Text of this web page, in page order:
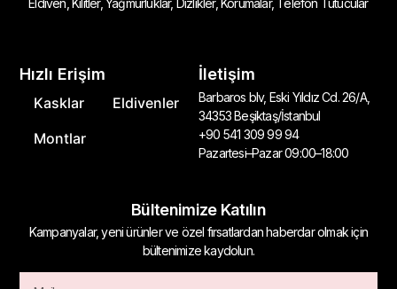
Hızlı Erişim
Kasklar
Eldivenler
Montlar
İletişim
Barbaros blv, Eski Yıldız Cd. 26/A,
34353 Beşiktaş/İstanbul
+90 541 309 99 94
Pazartesi–Pazar 09:00–18:00
Bültenimize Katılın
Kampanyalar, yeni ürünler ve özel fırsatlardan haberdar olmak için
bültenimize kaydolun.